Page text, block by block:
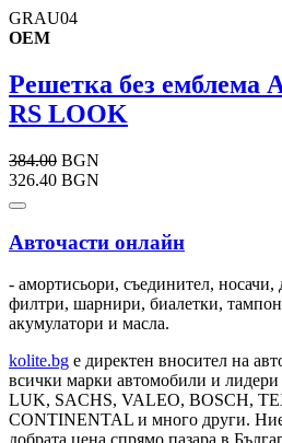
GRAU04
OEM
Решетка без емблема
RS LOOK
384.00 BGN
326.40 BGN
Авточасти онлайн
- амортисьори, съединител, носачи,
филтри, шарнири, биалетки,
акумулатори и масла.
kolite.bg e директен вносител на
всички марки автомобили и лидери
LUK, SACHS, VALEO, BOSCH,
CONTINENTAL и много други.